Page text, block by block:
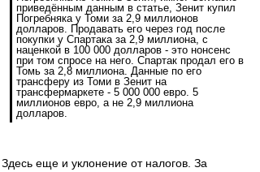
приведённым данным в статье, Зенит купил
Погребняка у Томи за 2,9 миллионов
долларов. Продавать его через год после
покупки у Спартака за 2,9 миллиона, с
наценкой в 100 000 долларов - это нонсенс
при том спросе на него. Спартак продал его в
Томь за 2,8 миллиона. Данные по его
трансферу из Томи в Зенит на
трансфермаркете - 5 000 000 евро. 5
миллионов евро, а не 2,9 миллиона
долларов.
Здесь еще и уклонение от налогов. За